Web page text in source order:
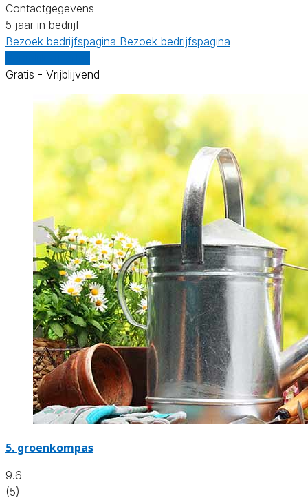
Contactgegevens
5 jaar in bedrijf
Bezoek bedrijfspagina Bezoek bedrijfspagina
Gratis - Vrijblijvend
5. groenkompas
9.6
(5)